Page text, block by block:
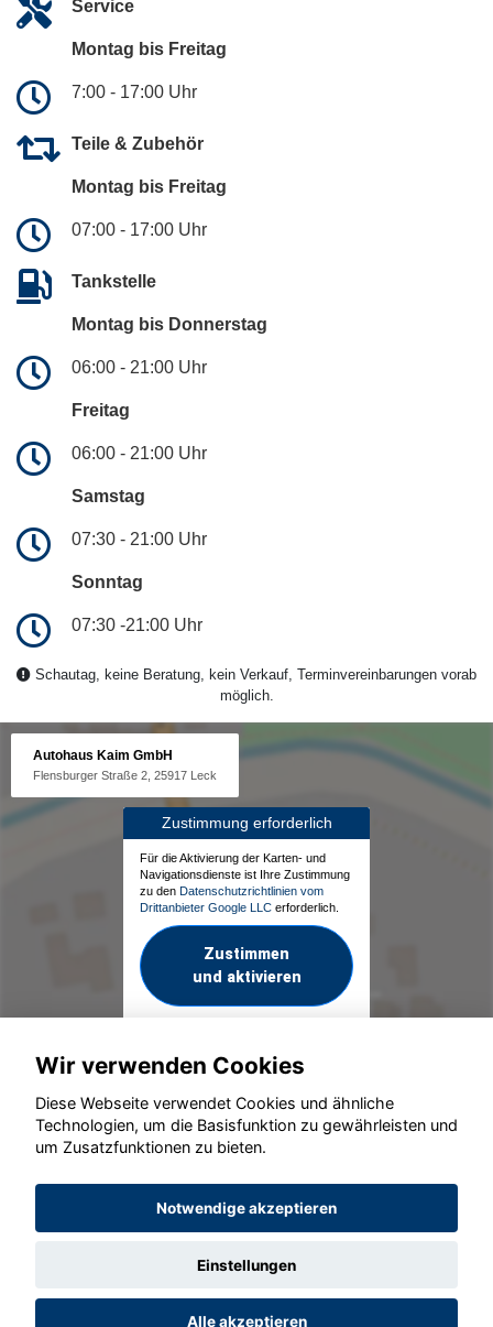
Service
Montag bis Freitag
7:00 - 17:00 Uhr
Teile & Zubehör
Montag bis Freitag
07:00 - 17:00 Uhr
Tankstelle
Montag bis Donnerstag
06:00 - 21:00 Uhr
Freitag
06:00 - 21:00 Uhr
Samstag
07:30 - 21:00 Uhr
Sonntag
07:30 -21:00 Uhr
Schautag, keine Beratung, kein Verkauf, Terminvereinbarungen vorab
möglich.
Autohaus Kaim GmbH
Flensburger Straße 2, 25917 Leck
Zustimmung erforderlich
Für die Aktivierung der Karten- und
Navigationsdienste ist Ihre Zustimmung
zu den Datenschutzrichtlinien vom
Drittanbieter Google LLC erforderlich.
Zustimmen
und aktivieren
© konjunkturmotor.de GmbH 2020 - 2026
Wir verwenden Cookies
Diese Webseite verwendet Cookies und ähnliche
Technologien, um die Basisfunktion zu gewährleisten und
um Zusatzfunktionen zu bieten.
Notwendige akzeptieren
Einstellungen
Alle akzeptieren